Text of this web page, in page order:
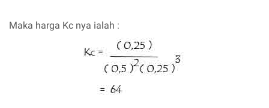
Maka harga Kc nya ialah :